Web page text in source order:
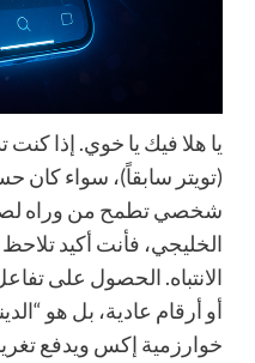
يا هلا فيك يا خوي. إذا
(تويتر سابقاً)، سواء كان
شخصي تطمح من وراه
الخليجي، فأنت أكيد
الانتباه. الحصول على
أو أرقام عادية، بل هو
خوارزمية إكس ويدفع